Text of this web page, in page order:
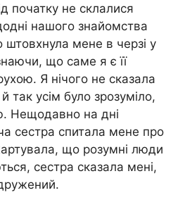
початку не склалися
нашого знайомства
штовхнула мене в черзі у
що саме я є її
Я нічого не сказала
так усім було зрозуміло,
Нещодавно на дні
сестра спитала мене про
що розумні люди
сестра сказала мені,